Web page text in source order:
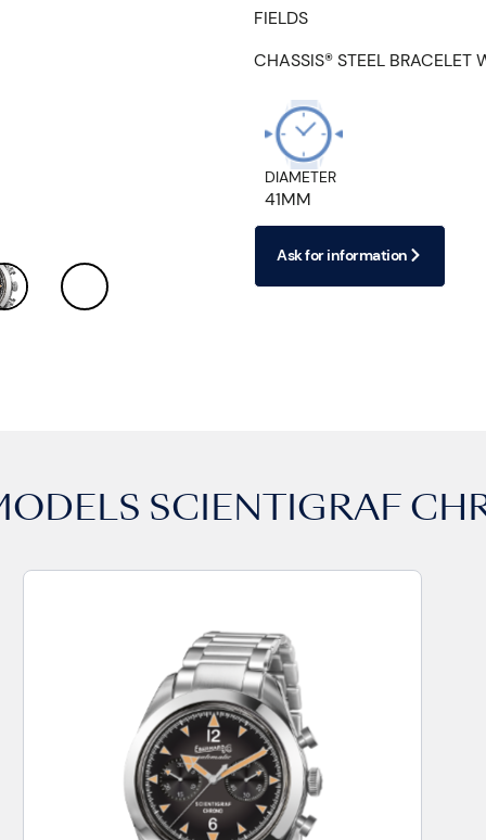
FIELDS
CHASSIS® STEEL BRACELET
DIAMETER
41MM
Ask for information
SCIENTIGRAF